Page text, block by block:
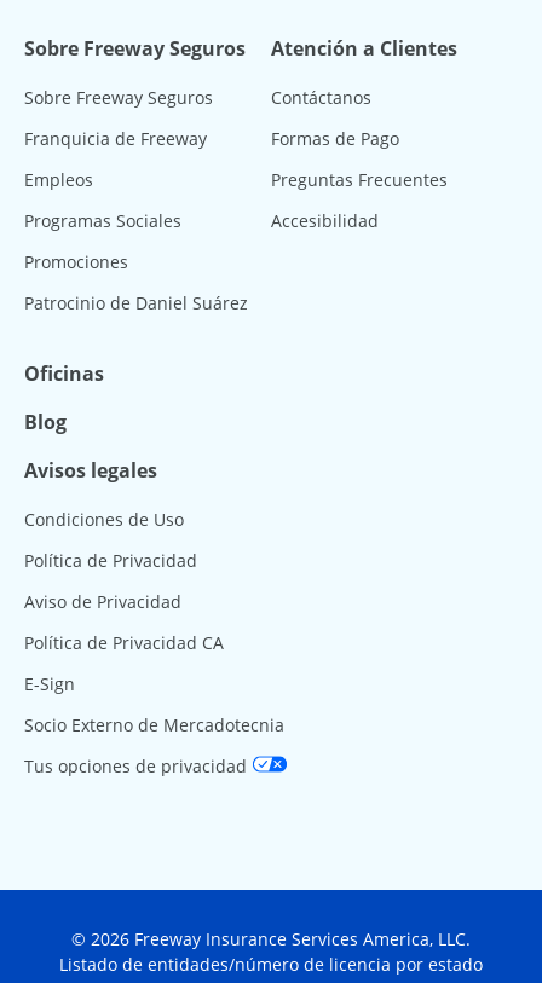
Sobre Freeway Seguros
Sobre Freeway Seguros
Franquicia de Freeway
Empleos
Programas Sociales
Promociones
Patrocinio de Daniel Suárez
Atención a Clientes
Contáctanos
Formas de Pago
Preguntas Frecuentes
Accesibilidad
Oficinas
Blog
Avisos legales
Condiciones de Uso
Política de Privacidad
Aviso de Privacidad
Política de Privacidad CA
E-Sign
Socio Externo de Mercadotecnia
Tus opciones de privacidad
© 2026 Freeway Insurance Services America, LLC.
Listado de entidades/número de licencia por estado